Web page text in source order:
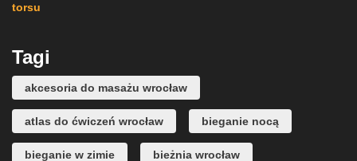
torsu
Tagi
akcesoria do masażu wrocław
atlas do ćwiczeń wrocław bieganie nocą
bieganie w zimie bieżnia wrocław